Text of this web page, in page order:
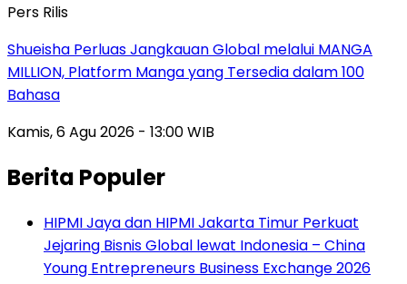
Pers Rilis
Shueisha Perluas Jangkauan Global melalui MANGA
MILLION, Platform Manga yang Tersedia dalam 100
Bahasa
Kamis, 6 Agu 2026 - 13:00 WIB
Berita Populer
HIPMI Jaya dan HIPMI Jakarta Timur Perkuat
Jejaring Bisnis Global lewat Indonesia – China
Young Entrepreneurs Business Exchange 2026